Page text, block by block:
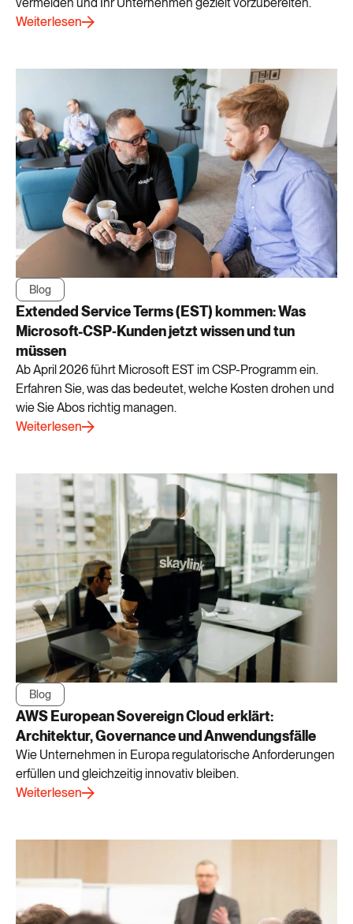
Weiterlesen
Blog
Extended Service Terms (EST) kommen: Was
Microsoft-CSP‑Kunden jetzt wissen und tun
müssen
Ab April 2026 führt Microsoft EST im CSP-Programm ein.
Erfahren Sie, was das bedeutet, welche Kosten drohen und
wie Sie Abos richtig managen.
Weiterlesen
Blog
AWS European Sovereign Cloud erklärt:
Architektur, Governance und Anwendungsfälle
Wie Unternehmen in Europa regulatorische Anforderungen
erfüllen und gleichzeitig innovativ bleiben.
Weiterlesen